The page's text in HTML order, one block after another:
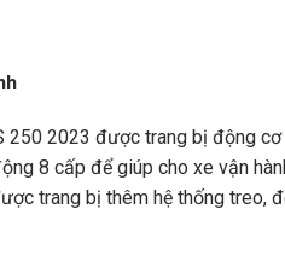
250 2023 được trang bị động
8 cấp để giúp cho xe vận
trang bị thêm hệ thống treo,